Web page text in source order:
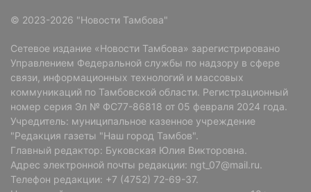
© 2023-2026 "Новости Тамбова"
Сетевое издание «Новости Тамбова» зарегистрировано
Управлением Федеральной службы по надзору в сфере
связи, информационных технологий и массовых
коммуникаций по Тамбовской области. Регистрационный
номер серия Эл № ФС77-86818 от 05 февраля 2024 года.
Учредитель: муниципальное казенное учреждение
"Редакция газеты "Наш город Тамбов".
Главный редактор: Буковская Юлия Викторовна.
Адрес электронной почты редакции: ngt_07@mail.ru.
Телефон редакции: +7 (4752) 72-69-37.